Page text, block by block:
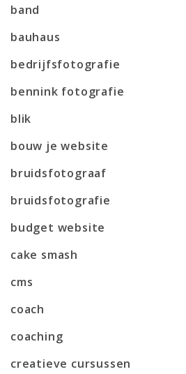
band
bauhaus
bedrijfsfotografie
bennink fotografie
blik
bouw je website
bruidsfotograaf
bruidsfotografie
budget website
cake smash
cms
coach
coaching
creatieve cursussen